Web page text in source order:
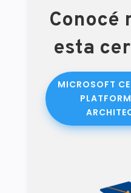
Conocé
esta
MICROSOFT